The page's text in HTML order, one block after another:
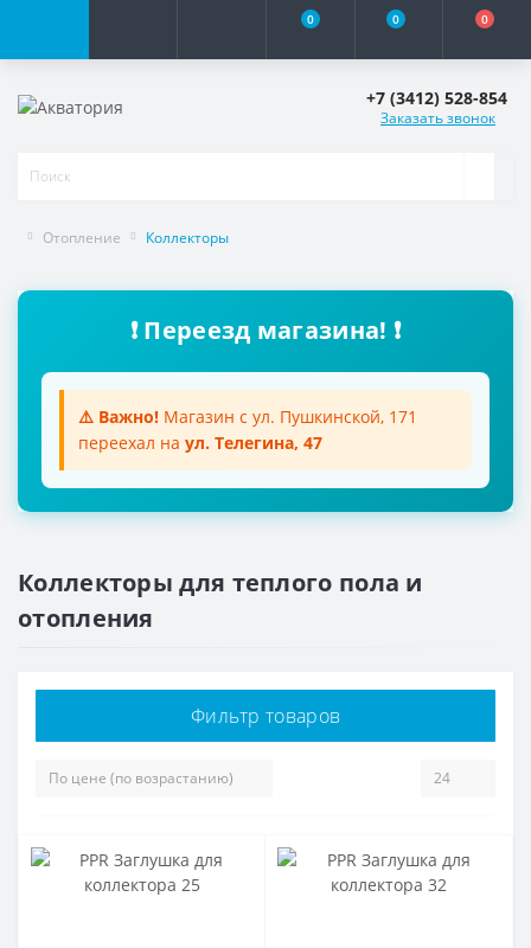
0 0 0
+7 (3412) 528-854
Заказать звонок
Отопление Коллекторы
❗ Переезд магазина! ❗
⚠️ Важно! Магазин с ул. Пушкинской, 171
переехал на ул. Телегина, 47
Коллекторы для теплого пола и
отопления
Фильтр товаров